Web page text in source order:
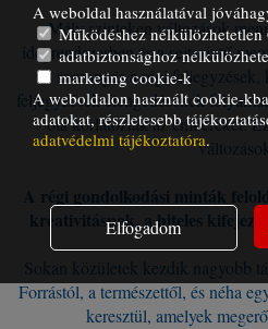
Mély szinteken változások
idegrendszerben és a sejtszintű
és szorongás a régi feljegyzések,
feljegyzések elengedésének
óta korlátozták az embereket.
A régi gondolkodási minták
kreativitásnak, a hiteles
Sokan közületek kezdik nagyobb
Forrástól, a természettől, és néha
keresztül, amelyek
A weboldal használatával
Működéshez
adatbiztonsághoz
marketing cookie-k
A weboldalon használt cookie-
adatokat, részletesebb
adatvédelmi tájékoztatóra.
Elfogadom